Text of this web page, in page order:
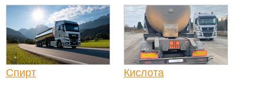
Спирт Кислота